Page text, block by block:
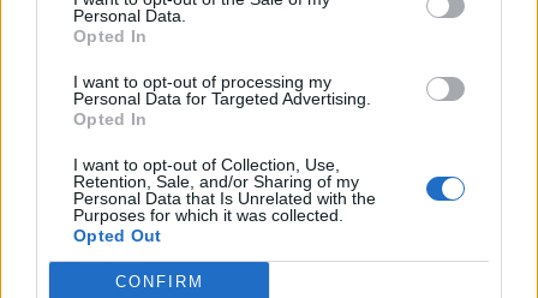
Personal Data.
Opted In
I want to opt-out of processing my
Personal Data for Targeted Advertising.
Opted In
I want to opt-out of Collection, Use,
Retention, Sale, and/or Sharing of my
Personal Data that Is Unrelated with the
Purposes for which it was collected.
Opted Out
CONFIRM
ΑΠΟΨΕΙΣ